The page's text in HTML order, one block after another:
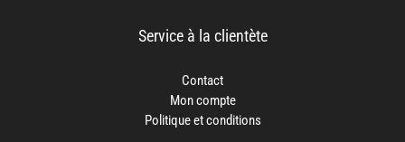
Service à la clientète
Contact
Mon compte
Politique et conditions